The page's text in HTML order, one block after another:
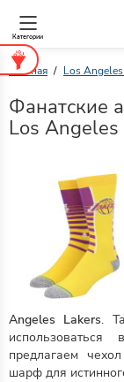
Категории
Главная Los
Фанатские
Los Angeles
Angeles Lakers.
предлагаем
шарф для